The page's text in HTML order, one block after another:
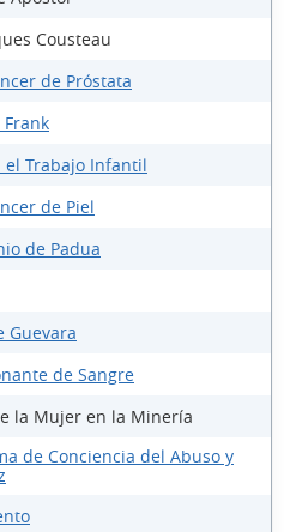
Cousteau
de Próstata
Trabajo Infantil
de Piel
de Padua
Guevara
de Sangre
la Mujer en la Minería
de Conciencia del Abuso y